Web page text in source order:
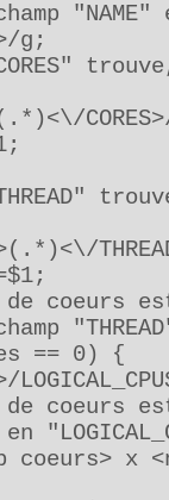
"NAME"
g;
est
== 0) {
est
en
x